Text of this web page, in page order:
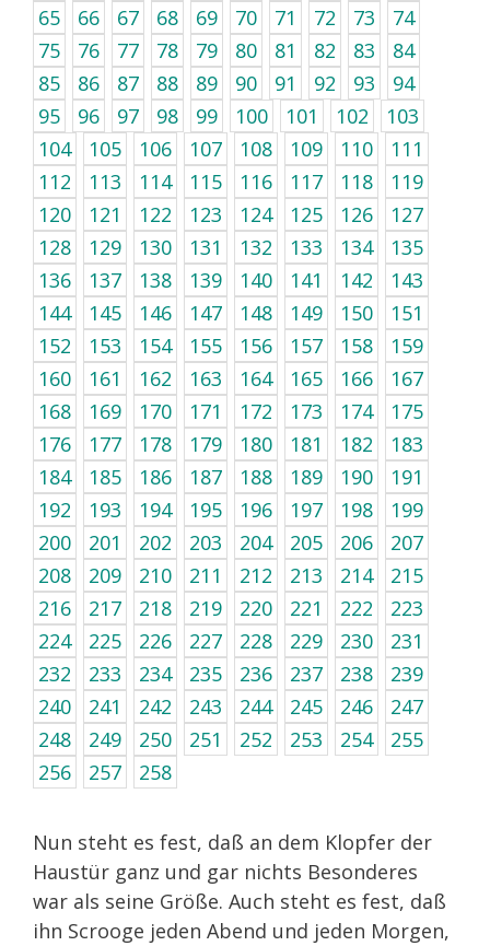
65
66 67 68 69 70 71 72 73
74
75
76 77 78 79 80 81 82 83
84
85
86 87 88 89 90 91 92 93
94
95
96 97 98 99 100 101 102
103
104
105 106 107 108 109 110
111
112
113 114 115 116 117 118
119
120
121 122 123 124 125 126
127
128
129 130 131 132 133 134
135
136
137 138 139 140 141 142
143
144
145 146 147 148 149 150
151
152
153 154 155 156 157 158
159
160
161 162 163 164 165 166
167
168
169 170 171 172 173 174
175
176
177 178 179 180 181 182
183
184
185 186 187 188 189 190
191
192
193 194 195 196 197 198
199
200
201 202 203 204 205 206
207
208
209 210 211 212 213 214
215
216
217 218 219 220 221 222
223
224
225 226 227 228 229 230
231
232
233 234 235 236 237 238
239
240
241 242 243 244 245 246
247
248
249 250 251 252 253 254
255
256
257 258
Nun steht es fest, daß an dem Klopfer der
Haustür ganz und gar nichts Besonderes
war als seine Größe. Auch steht es fest, daß
ihn Scrooge jeden Abend und jeden Morgen,